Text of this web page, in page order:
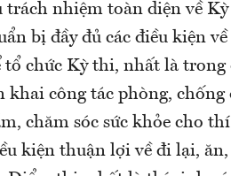
trách nhiệm toàn diện về
bị đầy đủ các điều kiện
tổ chức Kỳ thi, nhất là
khai công tác phòng,
chăm sóc sức khỏe cho
kiện thuận lợi về đi lại,